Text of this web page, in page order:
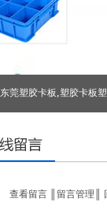
东莞塑胶卡板,塑胶卡板
查看留言║ 留言管理